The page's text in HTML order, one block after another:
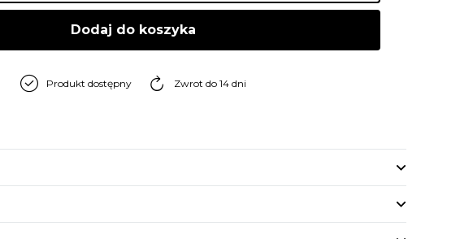
Dodaj do koszyka
Produkt dostępny Zwrot do 14 dni